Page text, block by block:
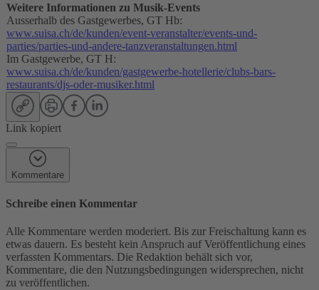
Weitere Informationen zu Musik-Events
Ausserhalb des Gastgewerbes, GT Hb:
www.suisa.ch/de/kunden/event-veranstalter/events-und-
parties/parties-und-andere-tanzveranstaltungen.html
Im Gastgewerbe, GT H:
www.suisa.ch/de/kunden/gastgewerbe-hotellerie/clubs-bars-
restaurants/djs-oder-musiker.html
Link kopiert
Kommentare
Schreibe einen Kommentar
Alle Kommentare werden moderiert. Bis zur Freischaltung kann es
etwas dauern. Es besteht kein Anspruch auf Veröffentlichung eines
verfassten Kommentars. Die Redaktion behält sich vor,
Kommentare, die den Nutzungsbedingungen widersprechen, nicht
zu veröffentlichen.